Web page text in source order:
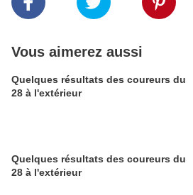
Vous aimerez aussi
Quelques résultats des coureurs du
28 à l'extérieur
Quelques résultats des coureurs du
28 à l'extérieur